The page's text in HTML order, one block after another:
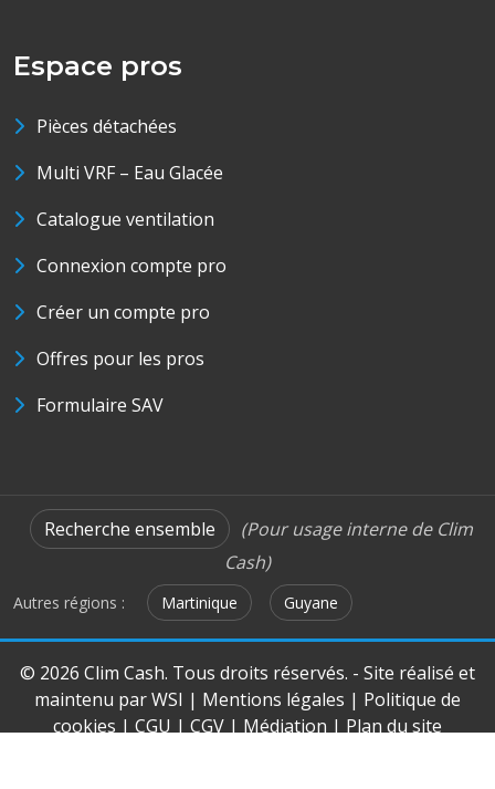
Espace pros
Pièces détachées
Multi VRF – Eau Glacée
Catalogue ventilation
Connexion compte pro
Créer un compte pro
Offres pour les pros
Formulaire SAV
Recherche ensemble
(Pour usage interne de Clim
Cash)
Autres régions : Martinique Guyane
© 2026 Clim Cash. Tous droits réservés. - Site réalisé et
maintenu parWSI | Mentions légales | Politique de
cookies | CGU | CGV | Médiation | Plan du site